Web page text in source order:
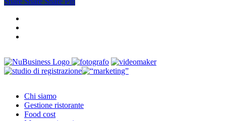
Close
Menu
Chi siamo
Gestione ristorante
Food cost